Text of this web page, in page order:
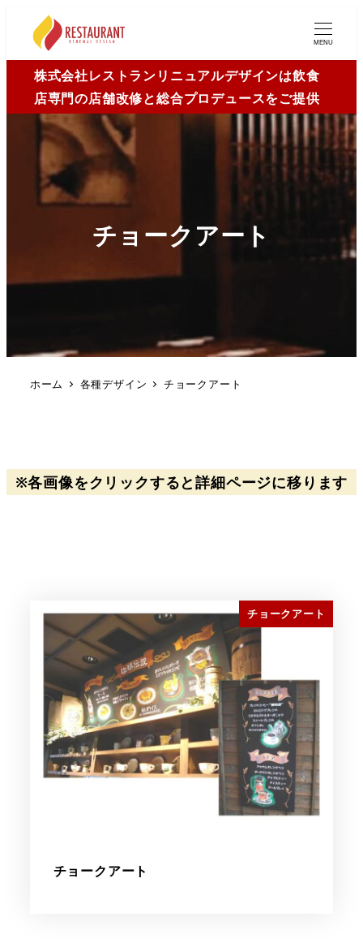
MENU
株式会社レストランリニュアルデザインは飲食
店専門の店舗改修と総合プロデュースをご提供
チョークアート
ホーム 各種デザイン チョークアート
※各画像をクリックすると詳細ページに移ります
チョークアート
チョークアート